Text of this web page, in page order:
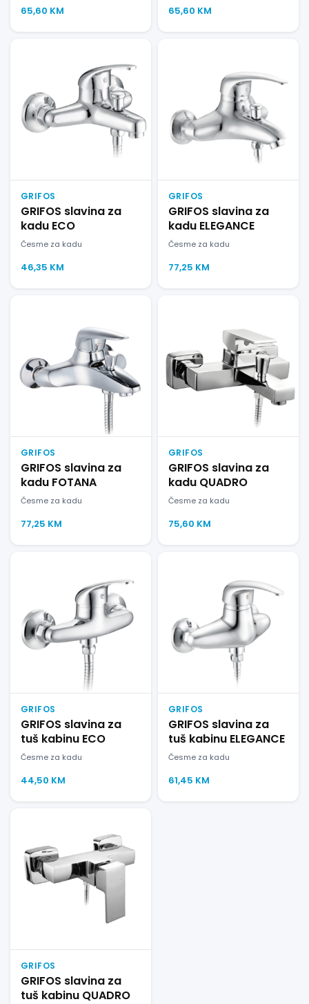
65,60 KM 65,60 KM
GRIFOS
GRIFOS slavina za
kadu ECO
Česme za kadu
46,35 KM
GRIFOS
GRIFOS slavina za
kadu ELEGANCE
Česme za kadu
77,25 KM
GRIFOS
GRIFOS slavina za
kadu FOTANA
Česme za kadu
77,25 KM
GRIFOS
GRIFOS slavina za
kadu QUADRO
Česme za kadu
75,60 KM
GRIFOS
GRIFOS slavina za
tuš kabinu ECO
Česme za kadu
44,50 KM
GRIFOS
GRIFOS slavina za
tuš kabinu ELEGANCE
Česme za kadu
61,45 KM
GRIFOS
GRIFOS slavina za
tuš kabinu QUADRO